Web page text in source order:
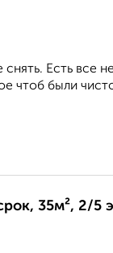
снять. Есть все
чтоб были
35м², 2/5